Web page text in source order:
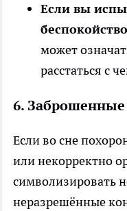
Если вы
беспокойство
может
расстаться с
6.
Если во сне
или некорректно
символизировать
неразрешённые